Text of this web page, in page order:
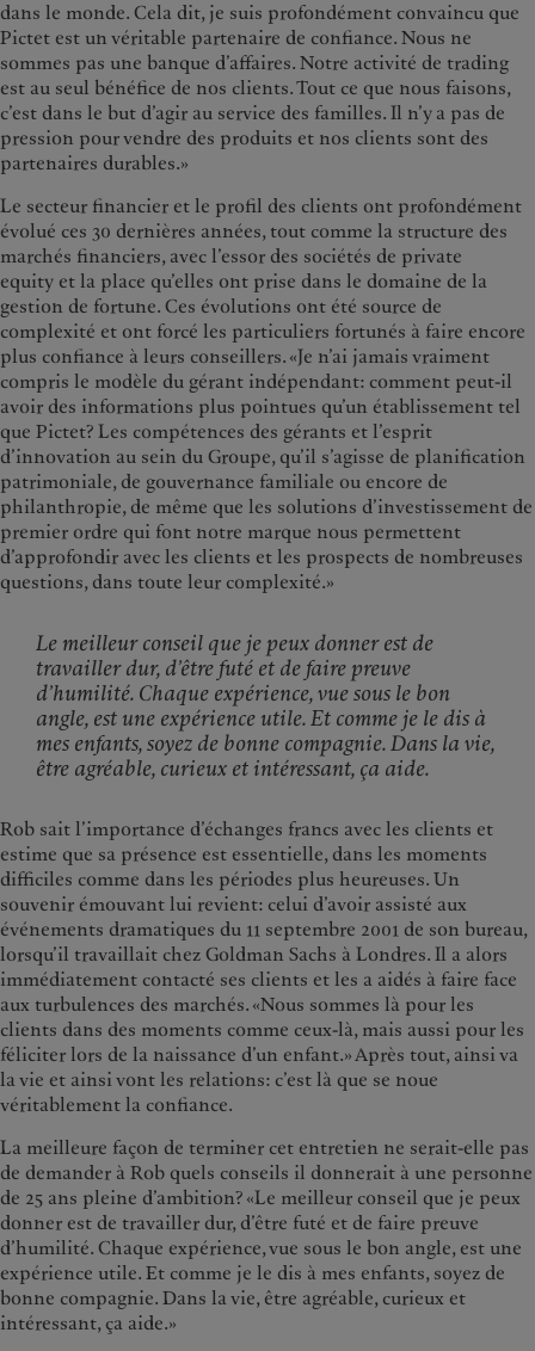
dans le monde. Cela dit, je suis profondément convaincu que
Pictet est un véritable partenaire de confiance. Nous ne
sommes pas une banque d’affaires. Notre activité de trading
est au seul bénéfice de nos clients. Tout ce que nous faisons,
c’est dans le but d’agir au service des familles. Il n’y a pas de
pression pour vendre des produits et nos clients sont des
partenaires durables.»
Le secteur financier et le profil des clients ont profondément
évolué ces 30 dernières années, tout comme la structure des
marchés financiers, avec l’essor des sociétés de private
equity et la place qu’elles ont prise dans le domaine de la
gestion de fortune. Ces évolutions ont été source de
complexité et ont forcé les particuliers fortunés à faire encore
plus confiance à leurs conseillers. «Je n’ai jamais vraiment
compris le modèle du gérant indépendant: comment peut-il
avoir des informations plus pointues qu’un établissement tel
que Pictet? Les compétences des gérants et l’esprit
d’innovation au sein du Groupe, qu’il s’agisse de planification
patrimoniale, de gouvernance familiale ou encore de
philanthropie, de même que les solutions d’investissement de
premier ordre qui font notre marque nous permettent
d’approfondir avec les clients et les prospects de nombreuses
questions, dans toute leur complexité.»
Le meilleur conseil que je peux donner est de
travailler dur, d’être futé et de faire preuve
d’humilité. Chaque expérience, vue sous le bon
angle, est une expérience utile. Et comme je le dis à
mes enfants, soyez de bonne compagnie. Dans la vie,
être agréable, curieux et intéressant, ça aide.
Rob sait l’importance d’échanges francs avec les clients et
estime que sa présence est essentielle, dans les moments
difficiles comme dans les périodes plus heureuses. Un
souvenir émouvant lui revient: celui d’avoir assisté aux
événements dramatiques du 11 septembre 2001 de son bureau,
lorsqu’il travaillait chez Goldman Sachs à Londres. Il a alors
immédiatement contacté ses clients et les a aidés à faire face
aux turbulences des marchés. «Nous sommes là pour les
clients dans des moments comme ceux-là, mais aussi pour les
féliciter lors de la naissance d’un enfant.» Après tout, ainsi va
la vie et ainsi vont les relations: c’est là que se noue
véritablement la confiance.
La meilleure façon de terminer cet entretien ne serait-elle pas
de demander à Rob quels conseils il donnerait à une personne
de 25 ans pleine d’ambition? «Le meilleur conseil que je peux
donner est de travailler dur, d’être futé et de faire preuve
d’humilité. Chaque expérience, vue sous le bon angle, est une
expérience utile. Et comme je le dis à mes enfants, soyez de
bonne compagnie. Dans la vie, être agréable, curieux et
intéressant, ça aide.»